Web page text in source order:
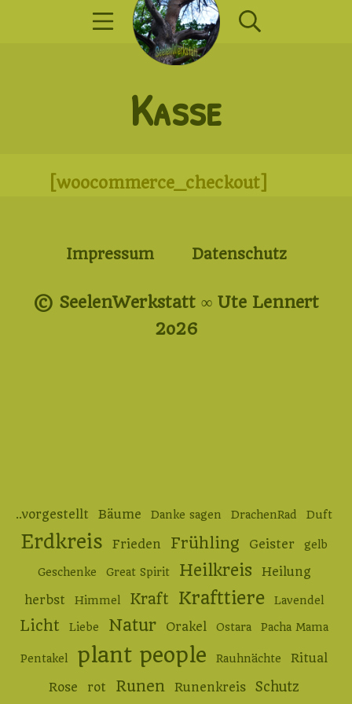
Mobile Menü
Kasse
[woocommerce_checkout]
Impressum Datenschutz
© SeelenWerkstatt ∞ Ute Lennert
2o26
..vorgestellt Bäume Danke sagen DrachenRad Duft
Erdkreis Frieden Frühling Geister gelb
Geschenke Great Spirit Heilkreis
Heilung
herbst
Himmel Kraft Krafttiere Lavendel
Licht Liebe Natur Orakel Ostara Pacha Mama
Pentakel plant people Rauhnächte Ritual
Rose rot Runen Runenkreis Schutz